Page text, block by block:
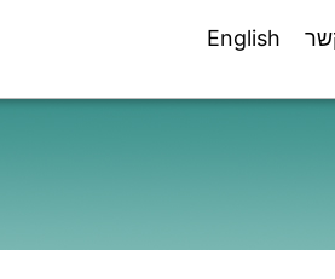
English